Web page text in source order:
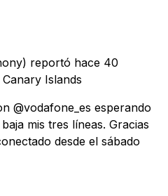
reportó hace 40
Islands
@vodafone_es esperando
mis tres líneas. Gracias
desde el sábado